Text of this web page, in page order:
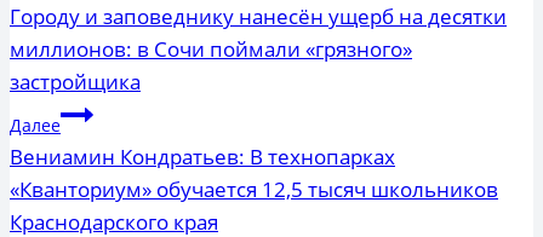
по
записям
Городу и заповеднику нанесён ущерб на десятки
миллионов: в Сочи поймали «грязного»
застройщика
Далее
Вениамин Кондратьев: В технопарках
«Кванториум» обучается 12,5 тысяч школьников
Краснодарского края